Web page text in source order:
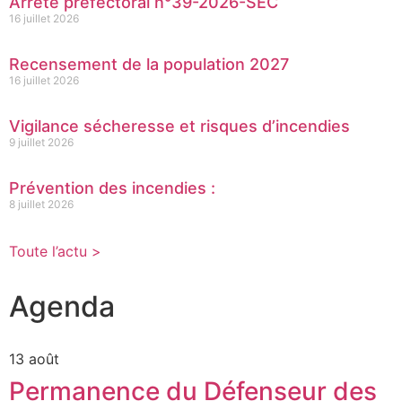
16 juillet 2026
Recensement de la population 2027
16 juillet 2026
Vigilance sécheresse et risques d’incendies
9 juillet 2026
Prévention des incendies :
8 juillet 2026
Toute l’actu >
Agenda
13 août
Permanence du Défenseur des